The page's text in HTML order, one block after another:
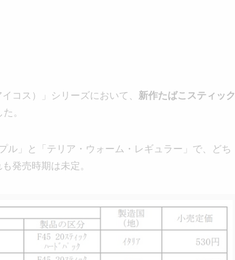
コス）」シリーズにおいて、 新作たばこスティック
。
ル」と「テリア・ウォーム・レギュラー」で、どち
発売時期は未定。